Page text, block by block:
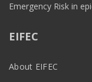
Emergency Risk in
EIFEC
About EIFEC